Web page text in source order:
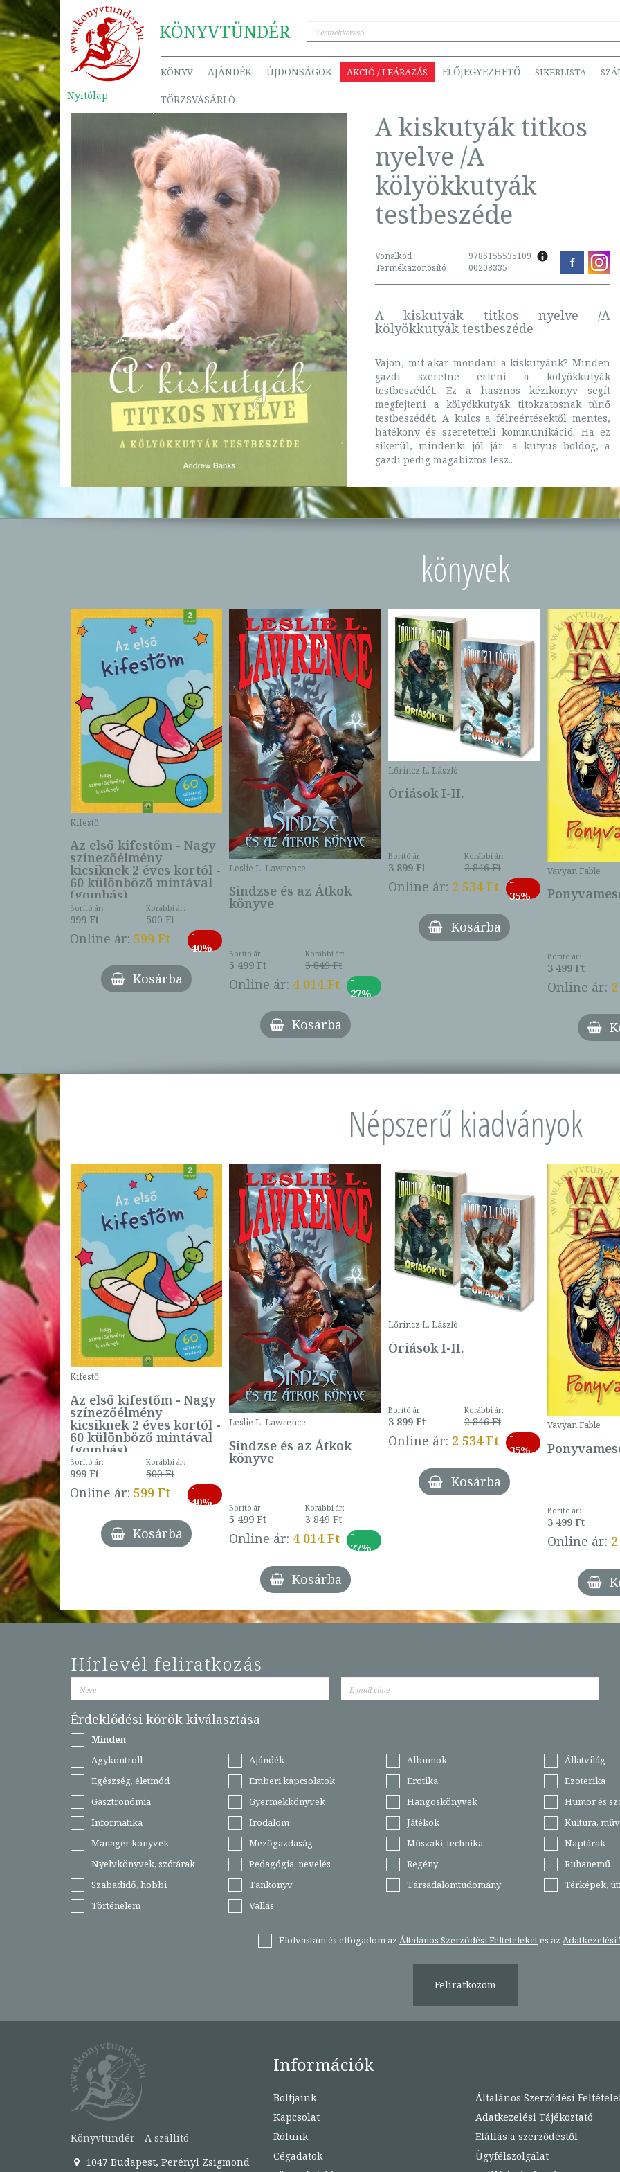
KÖNYVTÜNDÉR
KÖNYV AJÁNDÉK ÚJDONSÁGOK AKCIÓ / LEÁRAZÁS ELŐJEGYEZHETŐ SIKERLISTA
TÖRZSVÁSÁRLÓ
Nyitólap
A kiskutyák titkos
nyelve /A
kölyökkutyák
testbeszéde
Vonalkód
9786155535109
Termékazonosító
00208335
A kiskutyák titkos nyelve /A
kölyökkutyák testbeszéde
Vajon, mit akar mondani a kiskutyánk? Minden
gazdi szeretné érteni a kölyökkutyák
testbeszédét. Ez a hasznos kézikönyv segít
megfejteni a kölyökkutyák titokzatosnak tűnő
testbeszédét. A kulcs a félreértésektől mentes,
hatékony és szeretetteli kommunikáció. Ha ez
sikerül, mindenki jól jár: a kutyus boldog, a
gazdi pedig magabiztos lesz..
könyvek
Kifestő
Az első kifestőm - Nagy
színezőélmény
kicsiknek 2 éves kortól -
60 különböző mintával
(gombás)
Borító ár:
999 Ft
Korábbi ár:
500 Ft
Online ár: 599 Ft
-
40%
Kosárba
Leslie L. Lawrence
Sindzse és az Átkok
könyve
Borító ár:
5 499 Ft
Korábbi ár:
3 849 Ft
Online ár: 4 014 Ft
-
27%
Kosárba
Lőrincz L. László
Óriások I-II.
Borító ár:
3 899 Ft
Korábbi ár:
2 846 Ft
Online ár: 2 534 Ft
-
35%
Kosárba
Vavyan Fable
Borító ár:
3 499 Ft
Online ár:
Népszerű kiadványok
ár:
Ft
Ft
-
27%
Kifestő
Az első kifestőm - Nagy
színezőélmény
kicsiknek 2 éves kortól -
60 különböző mintával
(gombás)
Borító ár:
999 Ft
Korábbi ár:
500 Ft
Online ár: 599 Ft
-
40%
Kosárba
Leslie L. Lawrence
Sindzse és az Átkok
könyve
Borító ár:
5 499 Ft
Korábbi ár:
3 849 Ft
Online ár: 4 014 Ft
-
27%
Kosárba
Lőrincz L. László
Óriások I-II.
Borító ár:
3 899 Ft
Korábbi ár:
2 846 Ft
Online ár: 2 534 Ft
-
35%
Kosárba
Vavyan Fable
Borító ár:
3 499 Ft
Online ár:
Hírlevél feliratkozás
Érdeklődési körök kiválasztása
Minden
Agykontroll
Ajándék Albumok Állatvilág
Egészség, életmód
Emberi kapcsolatok Erotika Ezoterika
Gasztronómia
Gyermekkönyvek Hangoskönyvek Humor és
Informatika
Irodalom Játékok Kultúra,
Manager könyvek
Mezőgazdaság Műszaki, technika Naptárak
Nyelvkönyvek, szótárak
Pedagógia, nevelés Regény Ruhanemű
Szabadidő, hobbi
Tankönyv Társadalomtudomány Térképek,
Történelem
Vallás
Elolvastam és elfogadom az Általános Szerződési Feltételeketés az
Feliratkozom
Könyvtündér - A szállító
1047 Budapest, Perényi Zsigmond
Információk
Boltjaink
Kapcsolat
Rólunk
Cégadatok
Általános Szerződési
Adatkezelési Tájékoztató
Elállás a szerződéstől
Ügyfélszolgálat